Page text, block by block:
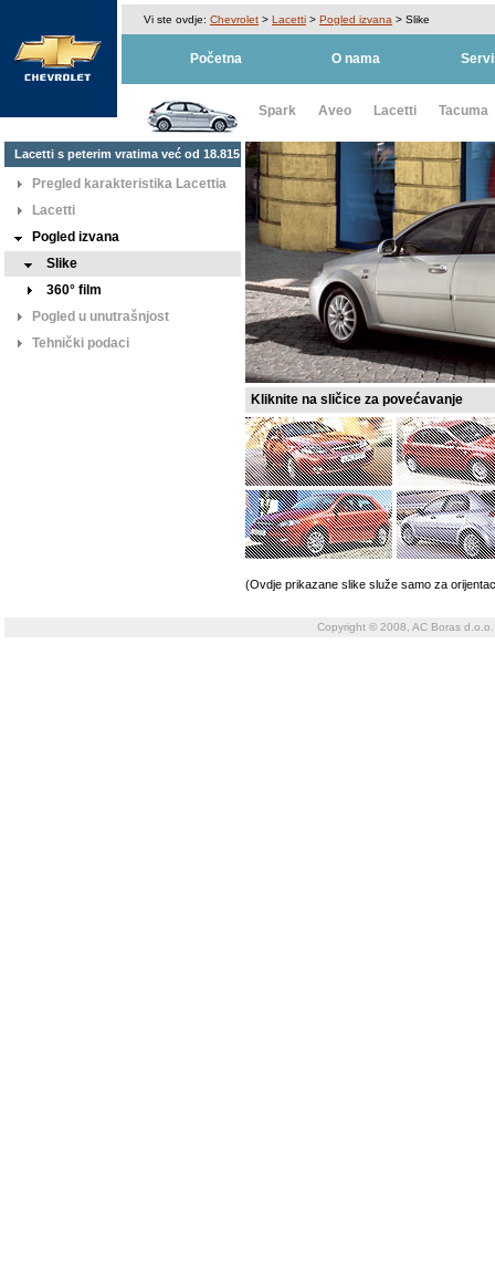
Vi ste ovdje: Chevrolet > Lacetti > Pogled izvana > Slike
Početna O nama
Spark Aveo Lacetti Tacuma
Lacetti s peterim vratima već od 18.815
KM Pregled karakteristika Lacettia
Lacetti
Pogled izvana
Slike
360° film
Pogled u unutrašnjost
Tehnički podaci
Kliknite na sličice za povećavanje
(Ovdje prikazane slike služe samo za
Copyright © 2008, AC Boras